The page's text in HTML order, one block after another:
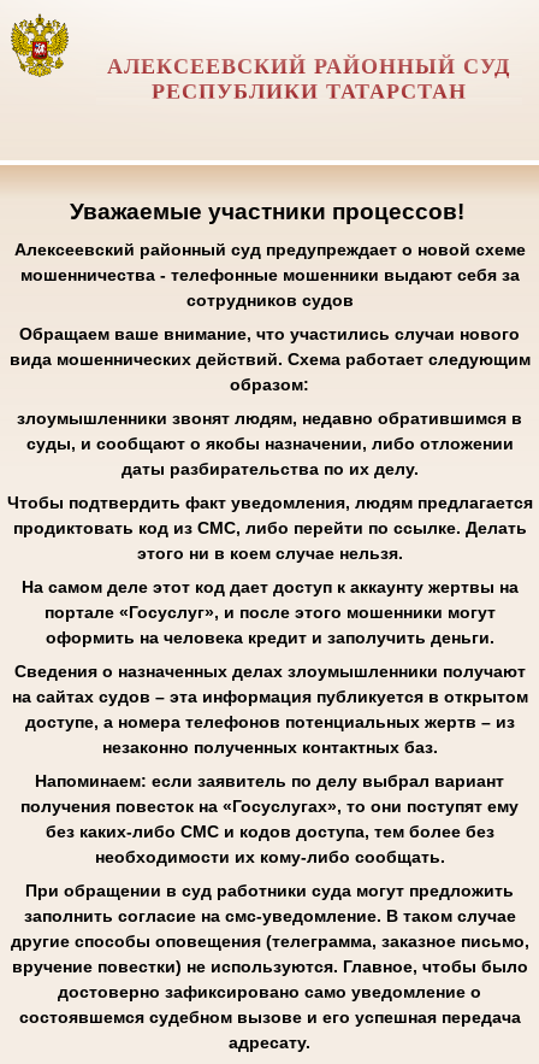
АЛЕКСЕЕВСКИЙ РАЙОННЫЙ СУД
РЕСПУБЛИКИ ТАТАРСТАН
Уважаемые участники процессов!
Алексеевский районный суд предупреждает о новой схеме
мошенничества - телефонные мошенники выдают себя за
сотрудников судов
Обращаем ваше внимание, что участились случаи нового
вида мошеннических действий. Схема работает следующим
образом:
злоумышленники звонят людям, недавно обратившимся в
суды, и сообщают о якобы назначении, либо отложении
даты разбирательства по их делу.
Чтобы подтвердить факт уведомления, людям предлагается
продиктовать код из СМС, либо перейти по ссылке. Делать
этого ни в коем случае нельзя.
На самом деле этот код дает доступ к аккаунту жертвы на
портале «Госуслуг», и после этого мошенники могут
оформить на человека кредит и заполучить деньги.
Сведения о назначенных делах злоумышленники получают
на сайтах судов – эта информация публикуется в открытом
доступе, а номера телефонов потенциальных жертв – из
незаконно полученных контактных баз.
Напоминаем: если заявитель по делу выбрал вариант
получения повесток на «Госуслугах», то они поступят ему
без каких-либо СМС и кодов доступа, тем более без
необходимости их кому-либо сообщать.
При обращении в суд работники суда могут предложить
заполнить согласие на смс-уведомление. В таком случае
другие способы оповещения (телеграмма, заказное письмо,
вручение повестки) не используются. Главное, чтобы было
достоверно зафиксировано само уведомление о
состоявшемся судебном вызове и его успешная передача
адресату.